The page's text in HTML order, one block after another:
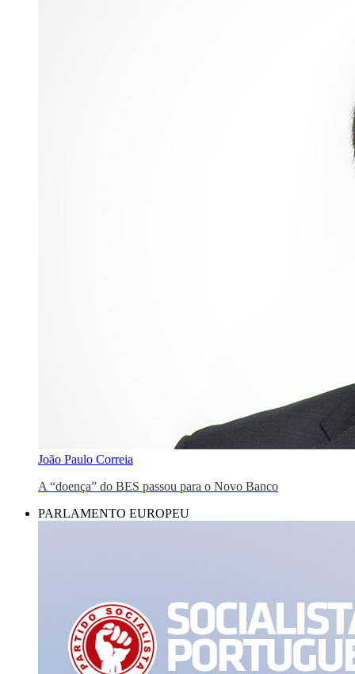
João Paulo Correia
A “doença” do BES passou para o Novo Banco
PARLAMENTO EUROPEU